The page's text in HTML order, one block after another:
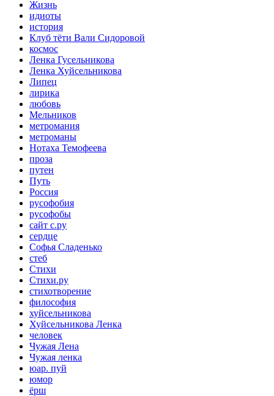
Жизнь
идиоты
история
Клуб тёти Вали Сидоровой
космос
Ленка Гусельникова
Ленка Хуйсельникова
Липец
лирика
любовь
Мельников
метромания
метроманы
Нотаха Темофеева
проза
путен
Путь
Россия
русофобия
русофобы
сайт с.ру
сердце
Софья Сладенько
стеб
Стихи
Стихи.ру
стихотворение
философия
хуйсельникова
Хуйсельникова Ленка
человек
Чужая Лена
Чужая ленка
юар. пуй
юмор
ёрш